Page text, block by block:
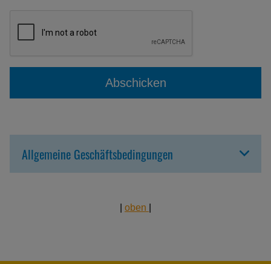
Abschicken
Allgemeine Geschäftsbedingungen
oben